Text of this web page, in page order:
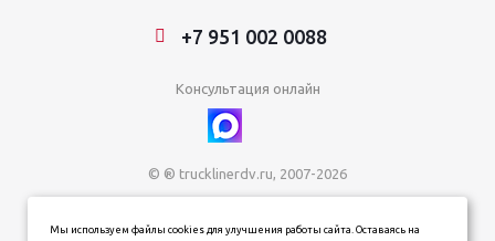
+7 951 002 0088
Консультация онлайн
© ® trucklinerdv.ru, 2007-2026
ИНН 253612854202
Мы используем файлы cookies для улучшения работы сайта. Оставаясь на